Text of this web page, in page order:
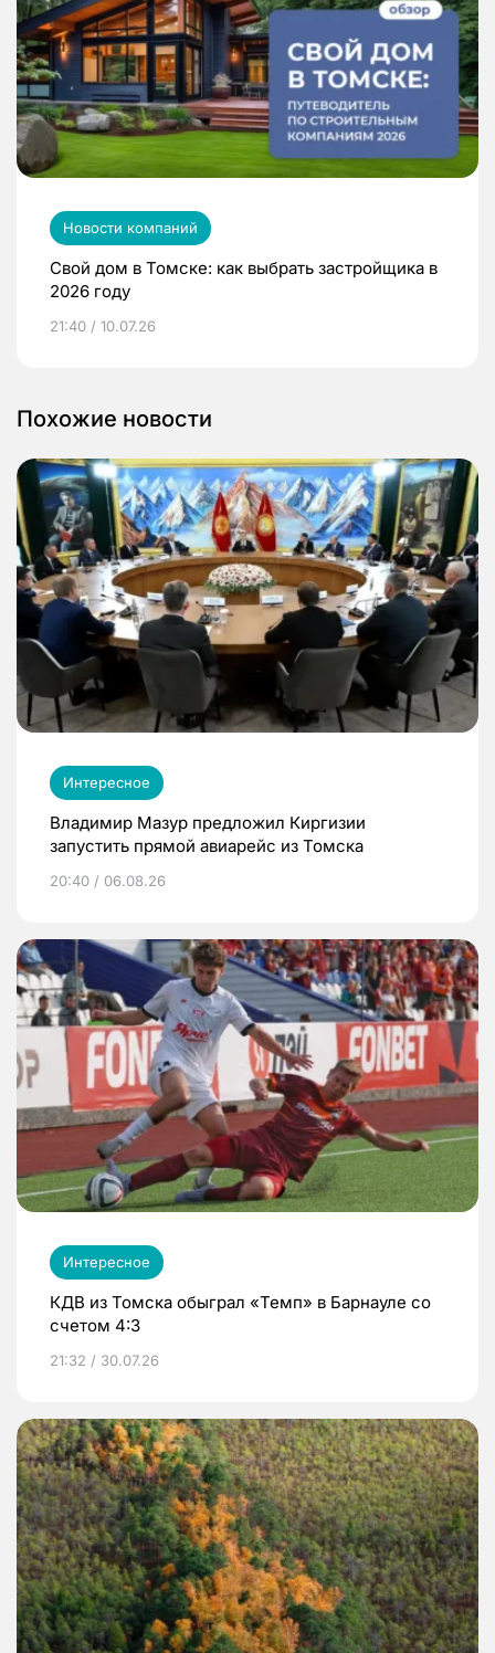
Новости компаний
Свой дом в Томске: как выбрать застройщика в
2026 году
21:40 / 10.07.26
Похожие новости
Интересное
Владимир Мазур предложил Киргизии
запустить прямой авиарейс из Томска
20:40 / 06.08.26
Интересное
КДВ из Томска обыграл «Темп» в Барнауле со
счетом 4:3
21:32 / 30.07.26